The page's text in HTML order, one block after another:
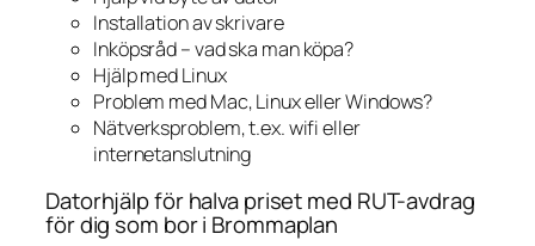
Installation av skrivare
Inköpsråd – vad ska man köpa?
Hjälp med Linux
Problem med Mac, Linux eller Windows?
Nätverksproblem, t.ex. wifi eller
internetanslutning
Datorhjälp för halva priset med RUT-avdrag
för dig som bor i Brommaplan